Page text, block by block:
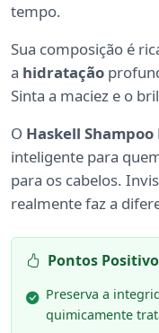
tempo.
Sua composição é
a hidratação
Sinta a maciez e o
O Haskell
inteligente para
para os cabelos.
realmente faz a
Pontos
Preserva a
quimicamente